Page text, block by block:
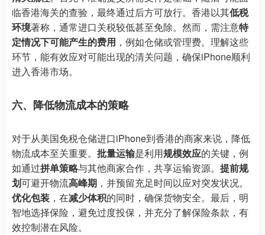
临香港海关的查验，最终通过后方可放行。香港以其低税
环境著称，通常进口关税较低甚至免除。然而，需注意特
定情况下可能产生的费用 ，例如仓储或管理费。理解这些
环节，能有效应对可能出现的清关问题，确保iPhone顺利
进入香港市场。
六、降低物流成本的策略
对于从美国免税仓储进口iPhone到香港的商家来说，降低
物流成本至关重要。 批量运输是利用规模效应的关键，例
如通过拼单策略与其他商家合作，共享运输资源。 提前规
划可避开物流高峰期 ，并预留充足时间以应对突发状况。
优化包装 ，在减少体积的同时，确保货物安全。最后，明
智地选择保险，避免过度投保，并充分了解保险条款，有
效控制潜在风险。